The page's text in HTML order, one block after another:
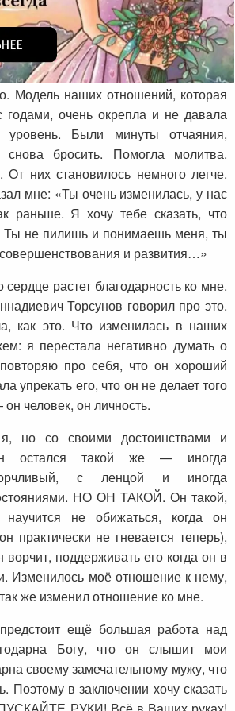
Модель наших отношений, которая
годами, очень окрепла и не давала
Были минуты отчаяния,
бросить. Помогла молитва.
них становилось немного легче.
мне: «Ты очень изменилась, у нас
раньше. Я хочу тебе сказать, что
Ты не пилишь и понимаешь меня, ты
и развития…»
растет благодарность ко мне.
Торсунов говорил про это.
как это. Что изменилась в наших
я перестала негативно думать о
про себя, что он хороший
упрекать его, что он не делает того
человек, он личность.
но со своими достоинствами и
остался такой же — иногда
с ленцой и иногда
НО ОН ТАКОЙ. Он такой,
не обижаться, когда он
практически не гневается теперь),
ворчит, поддерживать его когда он в
Изменилось моё отношение к нему,
же изменил отношение ко мне.
ещё большая работа над
Богу, что он слышит мои
своему замечательному мужу, что
Поэтому в заключении хочу сказать